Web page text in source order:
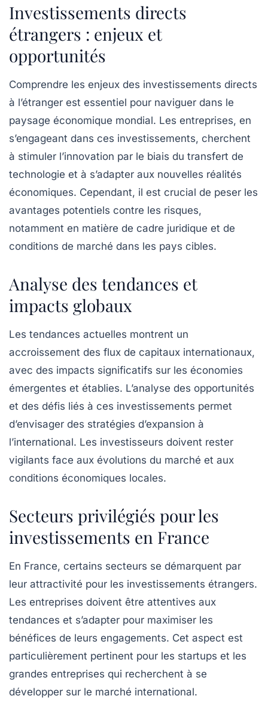
Investissements directs
étrangers : enjeux et
opportunités
Comprendre les enjeux des investissements directs
à l’étranger est essentiel pour naviguer dans le
paysage économique mondial. Les entreprises, en
s’engageant dans ces investissements, cherchent
à stimuler l’innovation par le biais du transfert de
technologie et à s’adapter aux nouvelles réalités
économiques. Cependant, il est crucial de peser les
avantages potentiels contre les risques,
notamment en matière de cadre juridique et de
conditions de marché dans les pays cibles.
Analyse des tendances et
impacts globaux
Les tendances actuelles montrent un
accroissement des flux de capitaux internationaux,
avec des impacts significatifs sur les économies
émergentes et établies. L’analyse des opportunités
et des défis liés à ces investissements permet
d’envisager des stratégies d’expansion à
l’international. Les investisseurs doivent rester
vigilants face aux évolutions du marché et aux
conditions économiques locales.
Secteurs privilégiés pour les
investissements en France
En France, certains secteurs se démarquent par
leur attractivité pour les investissements étrangers.
Les entreprises doivent être attentives aux
tendances et s’adapter pour maximiser les
bénéfices de leurs engagements. Cet aspect est
particulièrement pertinent pour les startups et les
grandes entreprises qui recherchent à se
développer sur le marché international.